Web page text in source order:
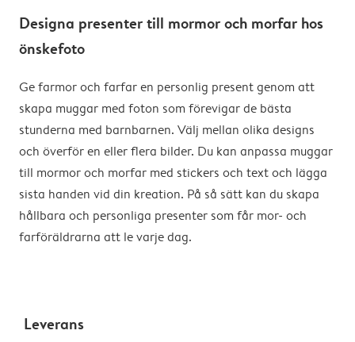
Designa presenter till mormor och morfar hos
önskefoto
Ge farmor och farfar en personlig present genom att
skapa muggar med foton som förevigar de bästa
stunderna med barnbarnen. Välj mellan olika designs
och överför en eller flera bilder. Du kan anpassa muggar
till mormor och morfar med stickers och text och lägga
sista handen vid din kreation. På så sätt kan du skapa
hållbara och personliga presenter som får mor- och
farföräldrarna att le varje dag.
Leverans